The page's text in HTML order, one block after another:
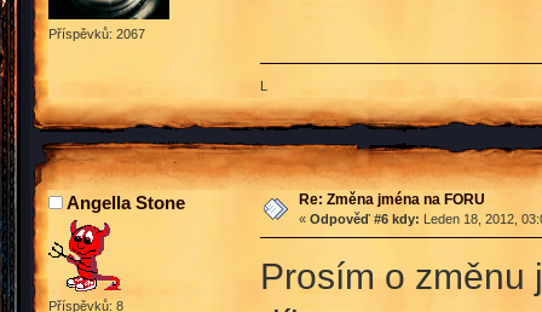
Příspěvků: 2067
L
Angella Stone
Příspěvků: 8
Re: Změna jména na FORU
« Odpověď #6 kdy: Leden 18, 2012,
Prosím o změnu